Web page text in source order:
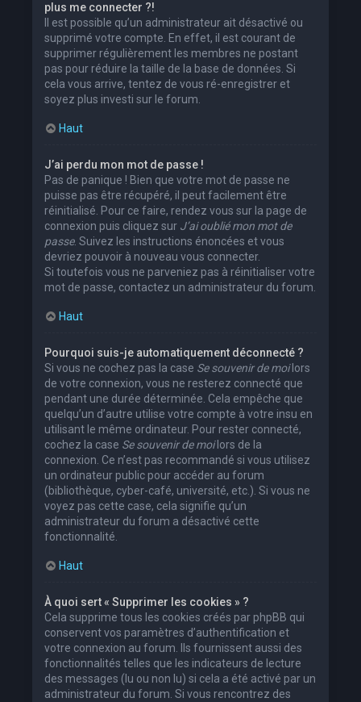
plus me connecter ?!
Il est possible qu’un administrateur ait désactivé ou
supprimé votre compte. En effet, il est courant de
supprimer régulièrement les membres ne postant
pas pour réduire la taille de la base de données. Si
cela vous arrive, tentez de vous ré-enregistrer et
soyez plus investi sur le forum.
Haut
J’ai perdu mon mot de passe !
Pas de panique ! Bien que votre mot de passe ne
puisse pas être récupéré, il peut facilement être
réinitialisé. Pour ce faire, rendez vous sur la page de
connexion puis cliquez sur J’ai oublié mon mot de
passe. Suivez les instructions énoncées et vous
devriez pouvoir à nouveau vous connecter.
Si toutefois vous ne parveniez pas à réinitialiser votre
mot de passe, contactez un administrateur du forum.
Haut
Pourquoi suis-je automatiquement déconnecté ?
Si vous ne cochez pas la case Se souvenir de moilors
de votre connexion, vous ne resterez connecté que
pendant une durée déterminée. Cela empêche que
quelqu’un d’autre utilise votre compte à votre insu en
utilisant le même ordinateur. Pour rester connecté,
cochez la case Se souvenir de moilors de la
connexion. Ce n’est pas recommandé si vous utilisez
un ordinateur public pour accéder au forum
(bibliothèque, cyber-café, université, etc.). Si vous ne
voyez pas cette case, cela signifie qu’un
administrateur du forum a désactivé cette
fonctionnalité.
Haut
À quoi sert « Supprimer les cookies » ?
Cela supprime tous les cookies créés par phpBB qui
conservent vos paramètres d’authentification et
votre connexion au forum. Ils fournissent aussi des
fonctionnalités telles que les indicateurs de lecture
des messages (lu ou non lu) si cela a été activé par un
administrateur du forum. Si vous rencontrez des